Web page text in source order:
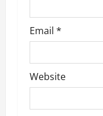
Email *
Website